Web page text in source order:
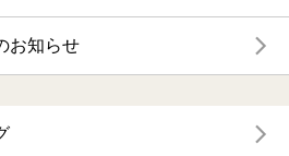
お知らせ